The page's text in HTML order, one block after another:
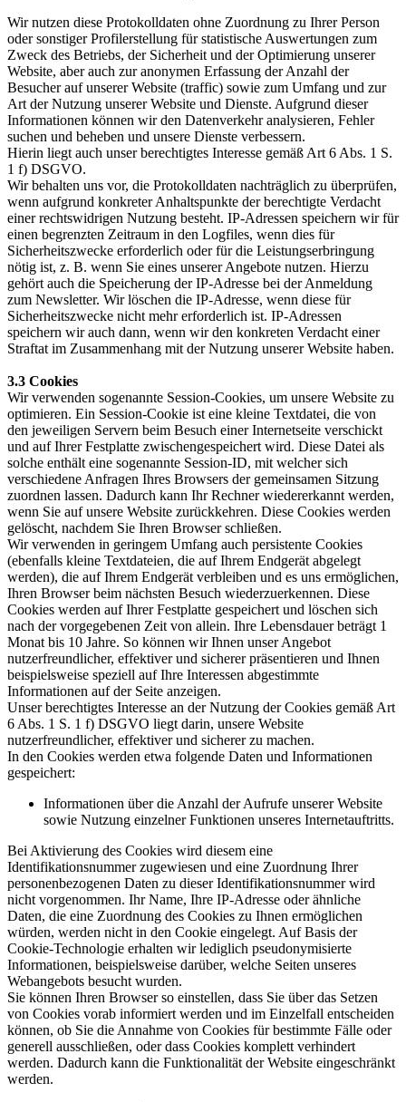
Wir nutzen diese Protokolldaten ohne Zuordnung zu Ihrer Person
oder sonstiger Profilerstellung für statistische Auswertungen zum
Zweck des Betriebs, der Sicherheit und der Optimierung unserer
Website, aber auch zur anonymen Erfassung der Anzahl der
Besucher auf unserer Website (traffic) sowie zum Umfang und zur
Art der Nutzung unserer Website und Dienste. Aufgrund dieser
Informationen können wir den Datenverkehr analysieren, Fehler
suchen und beheben und unsere Dienste verbessern.
Hierin liegt auch unser berechtigtes Interesse gemäß Art 6 Abs. 1 S.
1 f) DSGVO.
Wir behalten uns vor, die Protokolldaten nachträglich zu überprüfen,
wenn aufgrund konkreter Anhaltspunkte der berechtigte Verdacht
einer rechtswidrigen Nutzung besteht. IP-Adressen speichern wir für
einen begrenzten Zeitraum in den Logfiles, wenn dies für
Sicherheitszwecke erforderlich oder für die Leistungserbringung
nötig ist, z. B. wenn Sie eines unserer Angebote nutzen. Hierzu
gehört auch die Speicherung der IP-Adresse bei der Anmeldung
zum Newsletter. Wir löschen die IP-Adresse, wenn diese für
Sicherheitszwecke nicht mehr erforderlich ist. IP-Adressen
speichern wir auch dann, wenn wir den konkreten Verdacht einer
Straftat im Zusammenhang mit der Nutzung unserer Website haben.
3.3 Cookies
Wir verwenden sogenannte Session-Cookies, um unsere Website zu
optimieren. Ein Session-Cookie ist eine kleine Textdatei, die von
den jeweiligen Servern beim Besuch einer Internetseite verschickt
und auf Ihrer Festplatte zwischengespeichert wird. Diese Datei als
solche enthält eine sogenannte Session-ID, mit welcher sich
verschiedene Anfragen Ihres Browsers der gemeinsamen Sitzung
zuordnen lassen. Dadurch kann Ihr Rechner wiedererkannt werden,
wenn Sie auf unsere Website zurückkehren. Diese Cookies werden
gelöscht, nachdem Sie Ihren Browser schließen.
Wir verwenden in geringem Umfang auch persistente Cookies
(ebenfalls kleine Textdateien, die auf Ihrem Endgerät abgelegt
werden), die auf Ihrem Endgerät verbleiben und es uns ermöglichen,
Ihren Browser beim nächsten Besuch wiederzuerkennen. Diese
Cookies werden auf Ihrer Festplatte gespeichert und löschen sich
nach der vorgegebenen Zeit von allein. Ihre Lebensdauer beträgt 1
Monat bis 10 Jahre. So können wir Ihnen unser Angebot
nutzerfreundlicher, effektiver und sicherer präsentieren und Ihnen
beispielsweise speziell auf Ihre Interessen abgestimmte
Informationen auf der Seite anzeigen.
Unser berechtigtes Interesse an der Nutzung der Cookies gemäß Art
6 Abs. 1 S. 1 f) DSGVO liegt darin, unsere Website
nutzerfreundlicher, effektiver und sicherer zu machen.
In den Cookies werden etwa folgende Daten und Informationen
gespeichert:
Informationen über die Anzahl der Aufrufe unserer Website
sowie Nutzung einzelner Funktionen unseres Internetauftritts.
Bei Aktivierung des Cookies wird diesem eine
Identifikationsnummer zugewiesen und eine Zuordnung Ihrer
personenbezogenen Daten zu dieser Identifikationsnummer wird
nicht vorgenommen. Ihr Name, Ihre IP-Adresse oder ähnliche
Daten, die eine Zuordnung des Cookies zu Ihnen ermöglichen
würden, werden nicht in den Cookie eingelegt. Auf Basis der
Cookie-Technologie erhalten wir lediglich pseudonymisierte
Informationen, beispielsweise darüber, welche Seiten unseres
Webangebots besucht wurden.
Sie können Ihren Browser so einstellen, dass Sie über das Setzen
von Cookies vorab informiert werden und im Einzelfall entscheiden
können, ob Sie die Annahme von Cookies für bestimmte Fälle oder
generell ausschließen, oder dass Cookies komplett verhindert
werden. Dadurch kann die Funktionalität der Website eingeschränkt
werden.